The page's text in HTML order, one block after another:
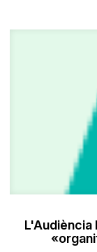
L'Audiència